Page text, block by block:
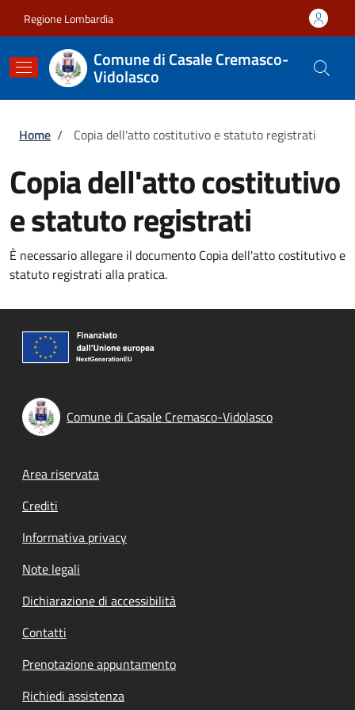
Regione Lombardia
Comune di Casale Cremasco-
Vidolasco
Briciole di pane
Home / Copia dell'atto costitutivo e statuto registrati
Copia dell'atto costitutivo
e statuto registrati
È necessario allegare il documento Copia dell'atto costitutivo e
statuto registrati alla pratica.
Comune di Casale Cremasco-Vidolasco
Footer menu
Area riservata
Crediti
Informativa privacy
Note legali
Dichiarazione di accessibilità
Contatti
Prenotazione appuntamento
Richiedi assistenza